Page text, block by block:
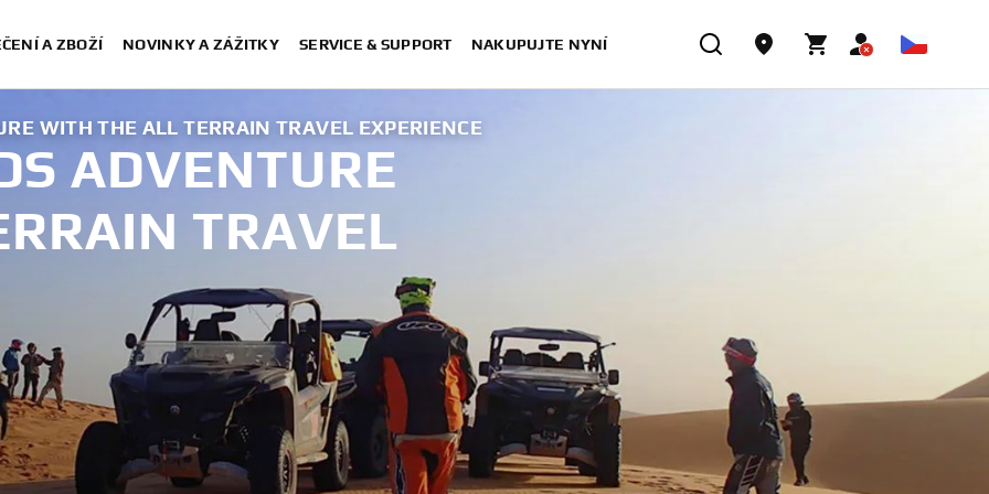
A ZBOŽÍ NOVINKY A ZÁŽITKY SERVICE & SUPPORT NAKUPUJTE NYNÍ
WITH THE ALL TERRAIN TRAVEL EXPERIENCE
ADVENTURE
TRAVEL